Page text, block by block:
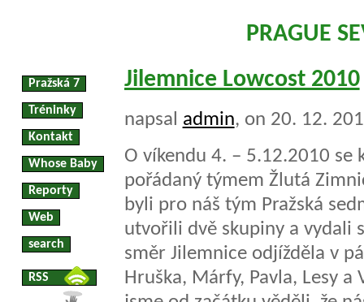
PRAGUE
Pražská 7
Tréninky
Kontakt
Whose Baby
Reporty
Web
search
RSS
Jilemnice Lowcost 2010
napsal admin, on 20. 12.
O víkendu 4. – 5.12.2010 se
pořádaný týmem Žlutá
byli pro náš tým Pražská
utvořili dvě skupiny a vydali
směr Jilemnice odjížděla v
Hruška, Márfy, Pavla, Lesy a